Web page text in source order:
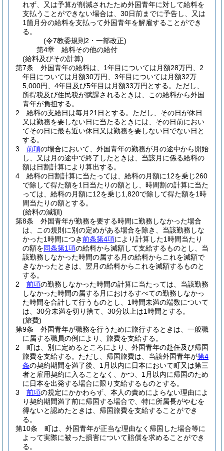
れず、又は予算が削減されたため外国青年に対して給料を
支払うことができない場合は、30日前までに予告し、又は
1箇月分の給料を支払って外国青年を解雇することができ
る。
(令7教委規則2・一部改正)
第4章
給料その他の給付
(給料及びその計算)
第7条
外国青年の給料は、1年目については月額28万円、2
年目については月額30万円、3年目については月額32万
5,000円、4年目及び5年目は月額33万円とする。 ただし、
所得税及び住民税が賦課されるときは、この給料から外国
青年が負担する。
2
給料の支給日は毎月21日とする。 ただし、その日が休日
又は勤務を要しない日に当たるときには、その日前におい
てその日に最も近い休日又は勤務を要しない日でない日と
する。
3
前項の場合において、外国青年の勤務が月の途中から開始
し、又は月の途中で終了したときは、当該月に係る給料の
額は日割計算により算出する。
4
給料の日割計算に当たっては、給料の月額に12を乗じ260
で除して得た額を1日当たりの額とし、時間割の計算に当た
っては、給料の月額に12を乗じ1,820で除して得た額を1時
間当たりの額とする。
(給料の減額)
第8条
外国青年が勤務を要する時間に勤務しなかった場合
は、この規則に別の定めがある場合を除き、当該勤務しな
かった1時間につき前条第4項により計算した1時間当たり
の額を同条第1項の給料から減額して支給するものとし、当
該勤務しなかった時間の属する月の給料からこれを減額で
きなかったときは、翌月の給料からこれを減額するものと
する。
2
前項の勤務しなかった時間の計算に当たっては、当該勤務
しなかった時間の属する月におけるすべての勤務しなかっ
た時間を合計して行うものとし、1時間未満の端数について
は、30分未満を切り捨て、30分以上は1時間とする。
(旅費)
第9条
外国青年が職務を行うために旅行するときは、一般職
に属する職員の例により、旅費を支給する。
2
町は、別に定めるところにより、外国青年の赴任及び帰国
旅費を支給する。 ただし、帰国旅費は、当該外国青年が第4
条の契約期間を満了後、1月以内に日本において町又は第三
者と雇用契約に入ることなく、かつ、1月以内に帰国のため
に日本を出発する場合に限り支給するものとする。
3
前項の規定にかかわらず、本人の責めによらない理由によ
り契約期間満了前に帰国する場合で、特に所属長がやむを
得ないと認めたときは、帰国旅費を支給することができ
る。
第10条
町は、外国青年が正当な理由なく帰国した場合等に
よって実際に被った損害について賠償を求めることができ
る。